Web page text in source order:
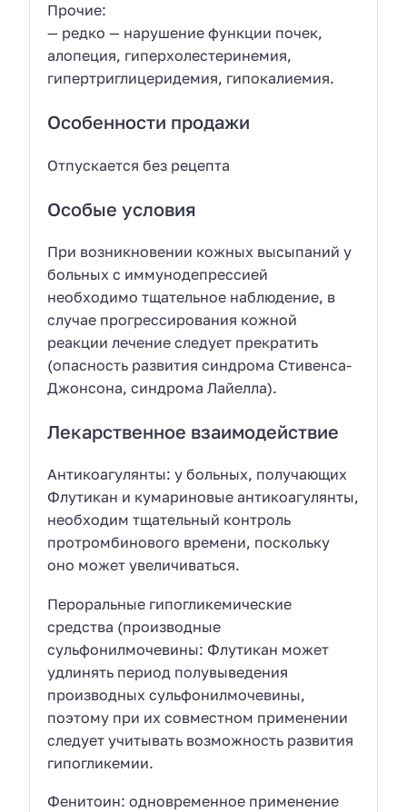
Прочие:
— редко — нарушение функции почек,
алопеция, гиперхолестеринемия,
гипертриглицеридемия, гипокалиемия.
Особенности продажи
Отпускается без рецепта
Особые условия
При возникновении кожных высыпаний у
больных с иммунодепрессией
необходимо тщательное наблюдение, в
случае прогрессирования кожной
реакции лечение следует прекратить
(опасность развития синдрома Стивенса-
Джонсона, синдрома Лайелла).
Лекарственное взаимодействие
Антикоагулянты: у больных, получающих
Флутикан и кумариновые антикоагулянты,
необходим тщательный контроль
протромбинового времени, поскольку
оно может увеличиваться.
Пероральные гипогликемические
средства (производные
сульфонилмочевины: Флутикан может
удлинять период полувыведения
производных сульфонилмочевины,
поэтому при их совместном применении
следует учитывать возможность развития
гипогликемии.
Фенитоин: одновременное применение